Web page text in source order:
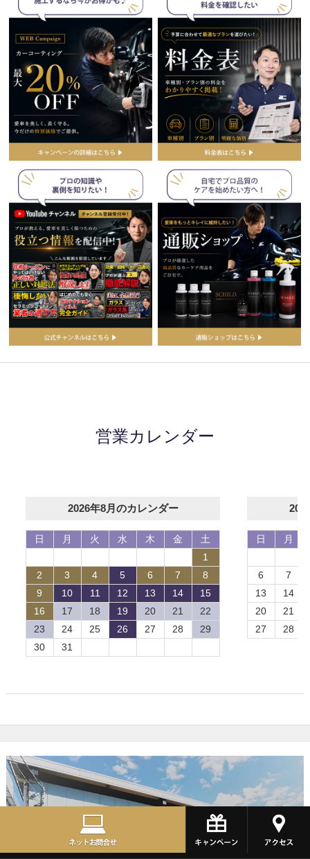
営業カレンダー
2026年8月のカレンダー
日 月 火 水 木 金
土
1
2
3 4 5 6 7
8
9
10 11 12 13 14
15
16
17 18 19 20 21
22
23
24 25 26 27 28
29
30
31
日 月
6
7
13
14
20
21
27
28